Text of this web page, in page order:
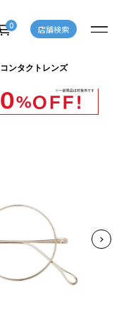
0 店舗検索
コンタクトレンズ